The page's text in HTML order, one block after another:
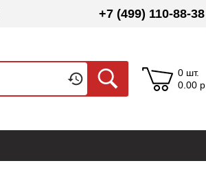
+7 (499) 110-88-38
0 шт.
0.00 р.